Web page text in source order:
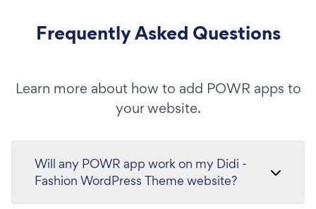
Frequently Asked Questions
Learn more about how to add POWR apps to
your website.
Will any POWR app work on my Didi -
Fashion WordPress Theme website?